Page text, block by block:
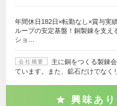
年間休日182日×転勤なし×賞与実
ループの安定基盤！銅製錬を支え
ショ…
会社概要
主に銅をつくる製錬
ています。また、鉱石だけでな
興味あり